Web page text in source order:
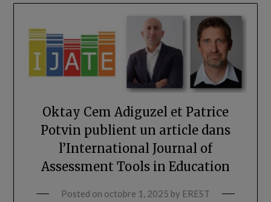
Oktay Cem Adiguzel et Patrice
Potvin publient un article dans
l’International Journal of
Assessment Tools in Education
Posted on octobre 1, 2025 by EREST